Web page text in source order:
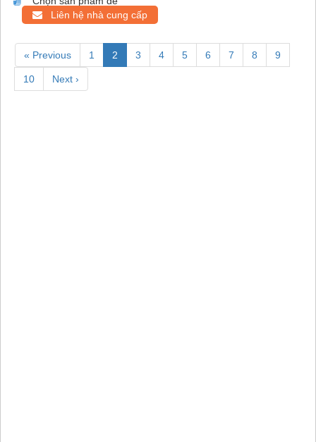
Liên hệ nhà cung cấp
« Previous 1 2 3 4 5 6 7 8 9
10 Next ›